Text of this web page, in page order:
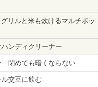
リルと米も炊けるマルチポッ
ンディクリーナー
閉めても暗くならない
ル交互に飲む